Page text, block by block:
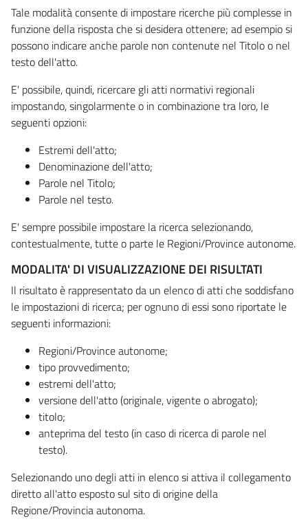
Tale modalità consente di impostare ricerche più complesse in
funzione della risposta che si desidera ottenere; ad esempio si
possono indicare anche parole non contenute nel Titolo o nel
testo dell'atto.
E' possibile, quindi, ricercare gli atti normativi regionali
impostando, singolarmente o in combinazione tra loro, le
seguenti opzioni:
Estremi dell'atto;
Denominazione dell'atto;
Parole nel Titolo;
Parole nel testo.
E' sempre possibile impostare la ricerca selezionando,
contestualmente, tutte o parte le Regioni/Province autonome.
MODALITA' DI VISUALIZZAZIONE DEI RISULTATI
Il risultato è rappresentato da un elenco di atti che soddisfano
le impostazioni di ricerca; per ognuno di essi sono riportate le
seguenti informazioni:
Regioni/Province autonome;
tipo provvedimento;
estremi dell'atto;
versione dell'atto (originale, vigente o abrogato);
titolo;
anteprima del testo (in caso di ricerca di parole nel
testo).
Selezionando uno degli atti in elenco si attiva il collegamento
diretto all'atto esposto sul sito di origine della
Regione/Provincia autonoma.